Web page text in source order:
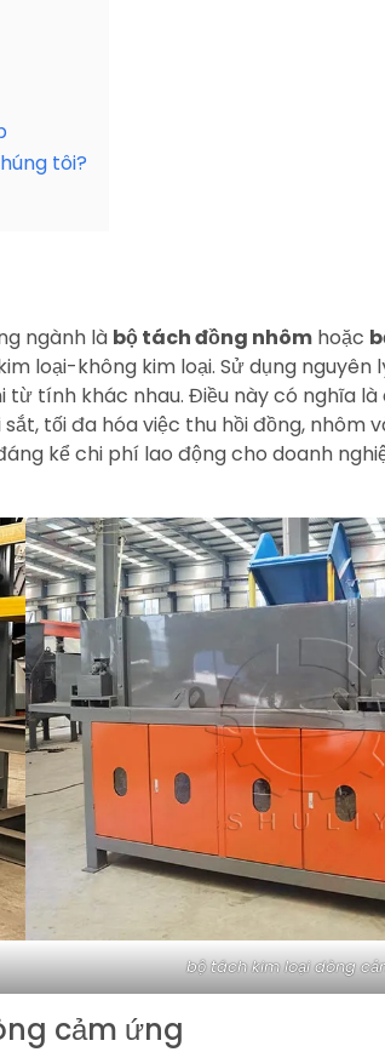
tôi?
ngành là bộ tách đồng nhôm hoặc
loại-không kim loại. Sử dụng
tính khác nhau. Điều này có nghĩa
tối đa hóa việc thu hồi đồng, nhôm
kể chi phí lao động cho doanh
bộ tách kim loại dòng
cảm ứng